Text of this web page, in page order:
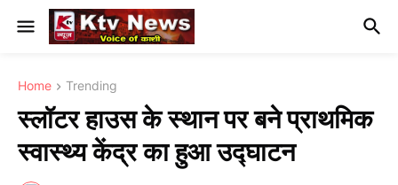
Home Trending
स्लॉटर हाउस के स्थान पर बने प्राथमिक
स्वास्थ्य केंद्र का हुआ उद्घाटन